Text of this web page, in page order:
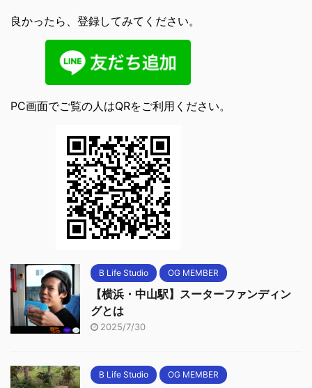
良かったら、登録してみてください。
PC画面でご覧の人はQRをご利用ください。
B Life Studio OG MEMBER
【横浜・中山駅】スーターファンディン
グとは
2025/7/30
B Life Studio OG MEMBER